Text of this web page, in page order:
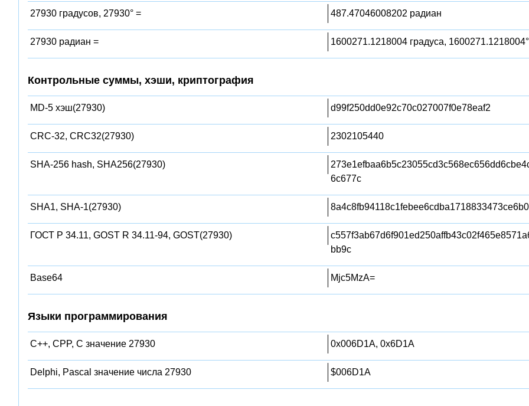
27930 градусов, 27930° = 487.47046008202 радиан
27930 радиан = 1600271.1218004 градуса, 1600271.1218004°
Контрольные суммы, хэши, криптография
MD-5 хэш(27930) d99f250dd0e92c70c027007f0e78eaf2
CRC-32, CRC32(27930) 2302105440
SHA-256 hash, SHA256(27930)
6c677c
SHA1, SHA-1(27930)
ГОСТ Р 34.11, GOST R 34.11-94, GOST(27930)
bb9c
Base64 Mjc5MzA=
Языки программирования
C++, CPP, C значение 27930 0x006D1A, 0x6D1A
Delphi, Pascal значение числа 27930 $006D1A